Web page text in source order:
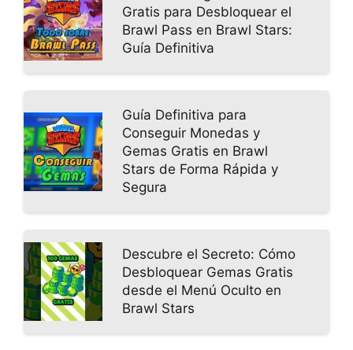
Gratis para Desbloquear el
Brawl Pass en Brawl Stars:
Guía Definitiva
Guía Definitiva para
Conseguir Monedas y
Gemas Gratis en Brawl
Stars de Forma Rápida y
Segura
Descubre el Secreto: Cómo
Desbloquear Gemas Gratis
desde el Menú Oculto en
Brawl Stars